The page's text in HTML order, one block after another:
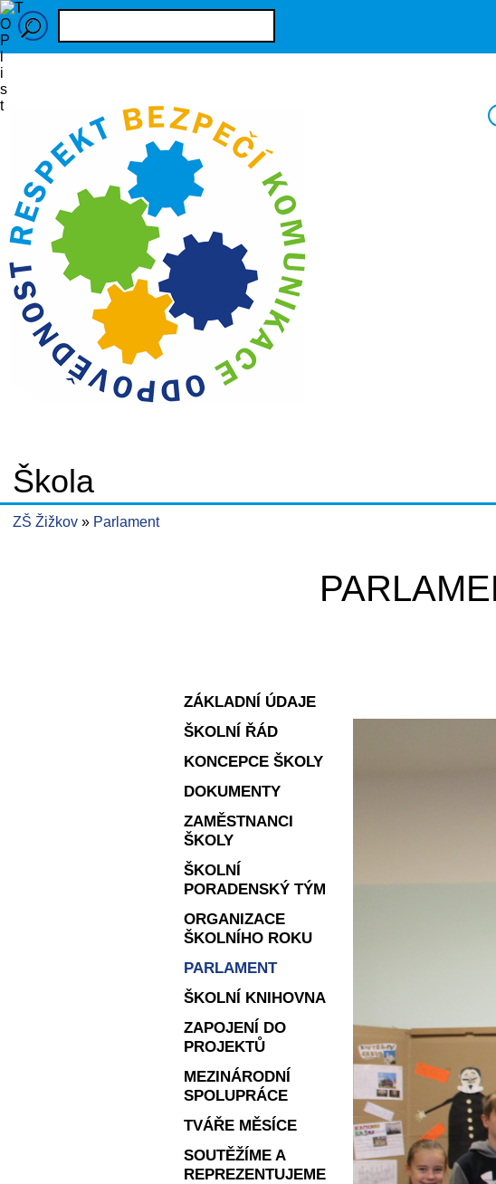
Škola
ZŠ Žižkov Parlament
ZÁKLADNÍ ÚDAJE
ŠKOLNÍ ŘÁD
KONCEPCE ŠKOLY
DOKUMENTY
ZAMĚSTNANCI
ŠKOLY
ŠKOLNÍ
PORADENSKÝ TÝM
ORGANIZACE
ŠKOLNÍHO ROKU
PARLAMENT
ŠKOLNÍ KNIHOVNA
ZAPOJENÍ DO
PROJEKTŮ
MEZINÁRODNÍ
SPOLUPRÁCE
TVÁŘE MĚSÍCE
SOUTĚŽÍME A
REPREZENTUJEME